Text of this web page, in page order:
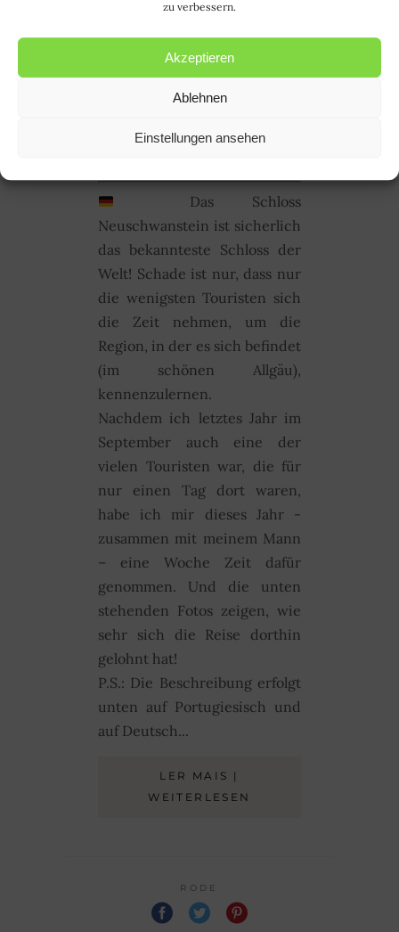
zu verbessern.
Akzeptieren
Ablehnen
Einstellungen ansehen
esposo. Como ele ama
caminhar (quilômetros e mais
quilômetros!), conhecemos
bastante dos arredores do
preparei para vocês (logo
Das Schloss
Neuschwanstein ist sicherlich
das bekannteste Schloss der
Welt! Schade ist nur, dass nur
die wenigsten Touristen sich
die Zeit nehmen, um die
Region, in der es sich befindet
(im schönen Allgäu),
kennenzulernen.
Nachdem ich letztes Jahr im
September auch eine der
vielen Touristen war, die für
nur einen Tag dort waren,
habe ich mir dieses Jahr -
zusammen mit meinem Mann
– eine Woche Zeit dafür
genommen. Und die unten
stehenden Fotos zeigen, wie
sehr sich die Reise dorthin
gelohnt hat!
P.S.: Die Beschreibung erfolgt
unten auf Portugiesisch und
auf Deutsch...
LER MAIS |
WEITERLESEN
RODE